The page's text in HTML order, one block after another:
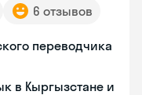
6 отзывов
переводчика
в Кыргызстане и